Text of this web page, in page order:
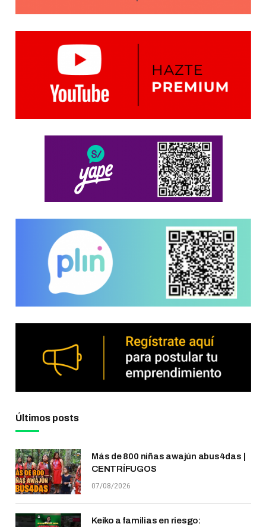
Últimos posts
Más de 800 niñas awajún abus4das |
CENTRÍFUGOS
07/08/2026
Keiko a familias en riesgo: